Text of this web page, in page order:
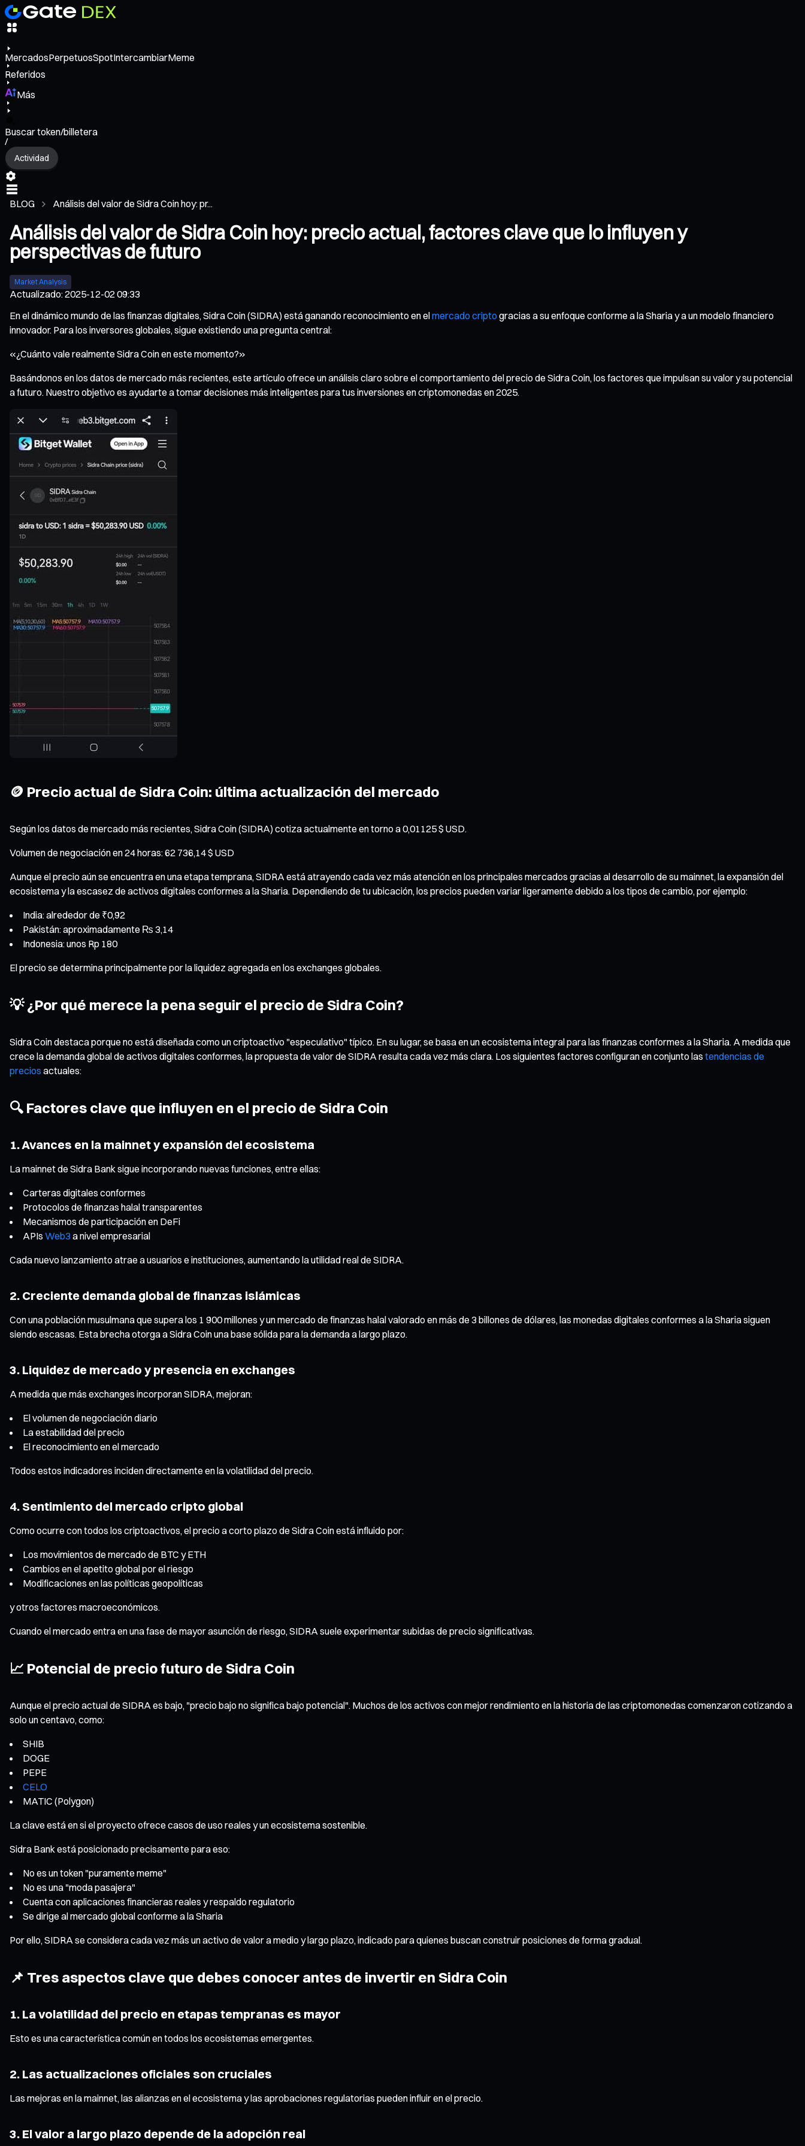
MercadosPerpetuosSpotIntercambiarMeme
Referidos
Más
Buscar token/billetera
/
Actividad
BLOG Análisis del valor de Sidra Coin hoy: pr...
Análisis del valor de Sidra Coin hoy: precio actual, factores clave que lo influyen y
perspectivas de futuro
Market Analysis
Actualizado:2025-12-02 09:33
En el dinámico mundo de las finanzas digitales, Sidra Coin (SIDRA) está ganando reconocimiento en elmercado criptogracias a su enfoque conforme a la Sharia y a un modelo financiero
innovador. Para los inversores globales, sigue existiendo una pregunta central:
«¿Cuánto vale realmente Sidra Coin en este momento?»
Basándonos en los datos de mercado más recientes, este artículo ofrece un análisis claro sobre el comportamiento del precio de Sidra Coin, los factores que impulsan su valor y su potencial
a futuro. Nuestro objetivo es ayudarte a tomar decisiones más inteligentes para tus inversiones en criptomonedas en 2025.
🪙 Precio actual de Sidra Coin: última actualización del mercado
Según los datos de mercado más recientes, Sidra Coin (SIDRA) cotiza actualmente en torno a 0,01125 $ USD.
Volumen de negociación en 24 horas: 62 736,14 $ USD
Aunque el precio aún se encuentra en una etapa temprana, SIDRA está atrayendo cada vez más atención en los principales mercados gracias al desarrollo de su mainnet, la expansión del
ecosistema y la escasez de activos digitales conformes a la Sharia. Dependiendo de tu ubicación, los precios pueden variar ligeramente debido a los tipos de cambio, por ejemplo:
India: alrededor de ₹0,92
Pakistán: aproximadamente ₨ 3,14
Indonesia: unos Rp 180
El precio se determina principalmente por la liquidez agregada en los exchanges globales.
💡 ¿Por qué merece la pena seguir el precio de Sidra Coin?
Sidra Coin destaca porque no está diseñada como un criptoactivo "especulativo" típico. En su lugar, se basa en un ecosistema integral para las finanzas conformes a la Sharia. A medida que
crece la demanda global de activos digitales conformes, la propuesta de valor de SIDRA resulta cada vez más clara. Los siguientes factores configuran en conjunto las tendencias de
precios actuales:
🔍 Factores clave que influyen en el precio de Sidra Coin
1. Avances en la mainnet y expansión del ecosistema
La mainnet de Sidra Bank sigue incorporando nuevas funciones, entre ellas:
Carteras digitales conformes
Protocolos de finanzas halal transparentes
Mecanismos de participación en DeFi
APIs Web3 a nivel empresarial
Cada nuevo lanzamiento atrae a usuarios e instituciones, aumentando la utilidad real de SIDRA.
2. Creciente demanda global de finanzas islámicas
Con una población musulmana que supera los 1 900 millones y un mercado de finanzas halal valorado en más de 3 billones de dólares, las monedas digitales conformes a la Sharia siguen
siendo escasas. Esta brecha otorga a Sidra Coin una base sólida para la demanda a largo plazo.
3. Liquidez de mercado y presencia en exchanges
A medida que más exchanges incorporan SIDRA, mejoran:
El volumen de negociación diario
La estabilidad del precio
El reconocimiento en el mercado
Todos estos indicadores inciden directamente en la volatilidad del precio.
4. Sentimiento del mercado cripto global
Como ocurre con todos los criptoactivos, el precio a corto plazo de Sidra Coin está influido por:
Los movimientos de mercado de BTC y ETH
Cambios en el apetito global por el riesgo
Modificaciones en las políticas geopolíticas
y otros factores macroeconómicos.
Cuando el mercado entra en una fase de mayor asunción de riesgo, SIDRA suele experimentar subidas de precio significativas.
📈 Potencial de precio futuro de Sidra Coin
Aunque el precio actual de SIDRA es bajo, "precio bajo no significa bajo potencial". Muchos de los activos con mejor rendimiento en la historia de las criptomonedas comenzaron cotizando a
solo un centavo, como:
SHIB
DOGE
PEPE
CELO
MATIC (Polygon)
La clave está en si el proyecto ofrece casos de uso reales y un ecosistema sostenible.
Sidra Bank está posicionado precisamente para eso:
No es un token "puramente meme"
No es una "moda pasajera"
Cuenta con aplicaciones financieras reales y respaldo regulatorio
Se dirige al mercado global conforme a la Sharia
Por ello, SIDRA se considera cada vez más un activo de valor a medio y largo plazo, indicado para quienes buscan construir posiciones de forma gradual.
📌 Tres aspectos clave que debes conocer antes de invertir en Sidra Coin
1. La volatilidad del precio en etapas tempranas es mayor
Esto es una característica común en todos los ecosistemas emergentes.
2. Las actualizaciones oficiales son cruciales
Las mejoras en la mainnet, las alianzas en el ecosistema y las aprobaciones regulatorias pueden influir en el precio.
3. El valor a largo plazo depende de la adopción real